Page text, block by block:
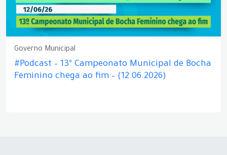
Governo Municipal
#Podcast – 13º Campeonato Municipal de Bocha
Feminino chega ao fim – (12.06.2026)